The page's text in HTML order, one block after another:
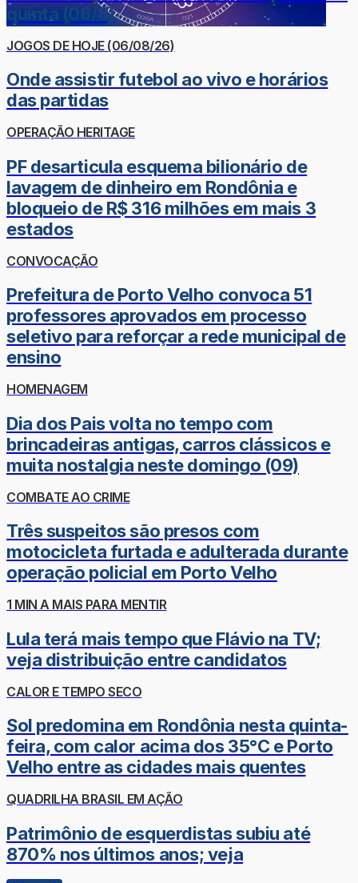
quinta (06/8)
JOGOS DE HOJE (06/08/26)
Onde assistir futebol ao vivo e horários
das partidas
OPERAÇÃO HERITAGE
PF desarticula esquema bilionário de
lavagem de dinheiro em Rondônia e
bloqueio de R$ 316 milhões em mais 3
estados
CONVOCAÇÃO
Prefeitura de Porto Velho convoca 51
professores aprovados em processo
seletivo para reforçar a rede municipal de
ensino
HOMENAGEM
Dia dos Pais volta no tempo com
brincadeiras antigas, carros clássicos e
muita nostalgia neste domingo (09)
COMBATE AO CRIME
Três suspeitos são presos com
motocicleta furtada e adulterada durante
operação policial em Porto Velho
1 MIN A MAIS PARA MENTIR
Lula terá mais tempo que Flávio na TV;
veja distribuição entre candidatos
CALOR E TEMPO SECO
Sol predomina em Rondônia nesta quinta-
feira, com calor acima dos 35°C e Porto
Velho entre as cidades mais quentes
QUADRILHA BRASIL EM AÇÃO
Patrimônio de esquerdistas subiu até
870% nos últimos anos; veja